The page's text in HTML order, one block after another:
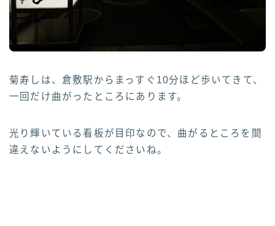
菊寿しは、倉敷駅からまっすぐ10分ほど歩いてきて、
一回だけ曲がったところにあります。
光り輝いている看板が目印なので、曲がるところを間
違えないようにしてくださいね。